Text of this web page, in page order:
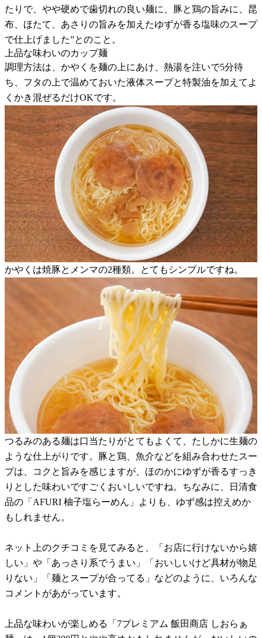
たりで、やや硬めで歯切れの良い麺に、豚と鶏の旨みに、昆
布、ほたて、あさりの旨みを加えたゆずが香る塩味のスープ
で仕上げました”とのこと。
上品な味わいのカップ麺
調理方法は、かやくを麺の上にあけ、熱湯を注いで5分待
ち、フタの上で温めておいた液体スープと特製油を加えてよ
くかき混ぜるだけOKです。
かやくは焼豚とメンマの2種類。とてもシンプルですね。
つるみのある麺は口当たりがとてもよくて、たしかに生麺の
ような仕上がりです。豚と鶏、魚介などを組み合わせたスー
プは、コクと旨みを感じますが、ほのかにゆずが香るすっき
りとした味わいですごくおいしいですね。ちなみに、日清食
品の「AFURI 柚子塩らーめん」よりも、ゆず感は控えめか
もしれません。
ネット上のクチコミを見てみると、「お店に行けないから嬉
しい」や「あっさり系でうまい」「おいしいけど具材が物足
りない」「麺とスープが合ってる」などのように、いろんな
コメントがあがっています。
上品な味わいが楽しめる「7プレミアム 飯田商店 しおらぁ